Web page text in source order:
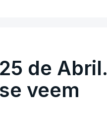
de Abril.
veem